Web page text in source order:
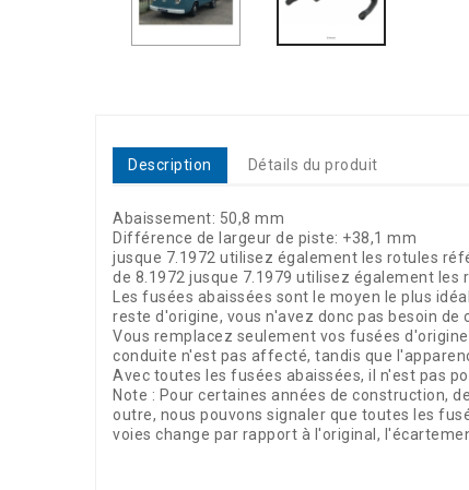
Description Détails du produit
Abaissement: 50,8 mm
Différence de largeur de piste: +38,1 mm
jusque 7.1972 utilisez également les rotules
de 8.1972 jusque 7.1979 utilisez également les
Les fusées abaissées sont le moyen le plus
reste d'origine, vous n'avez donc pas besoin
Vous remplacez seulement vos fusées
conduite n'est pas affecté, tandis que
Avec toutes les fusées abaissées, il n'est pas
Note : Pour certaines années de construction,
outre, nous pouvons signaler que toutes les
voies change par rapport à l'original,